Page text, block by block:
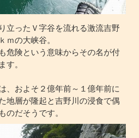
立ったＶ字谷を流れる激流吉野
ｍの大峡谷。
危険という意味からその名が付
す。
、およそ２億年前～１億年前に
地層が隆起と吉野川の浸食で偶
のだそうです。